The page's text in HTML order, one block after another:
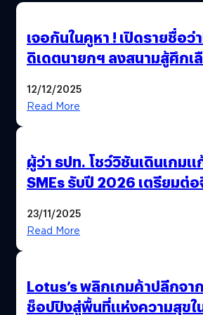
เจอกันในคูหา ! เปิดรายชื่อว่
ดิเดตนายกฯ ลงสนามสู้ศึกเ
12/12/2025
Read More
ผู้ว่า ธปท. โชว์วิชันเดินเกม
SMEs รับปี 2026 เตรียมต่
23/11/2025
Read More
Lotus’s พลิกเกมค้าปลีกจา
ช็อปปิงสู่พื้นที่แห่งความสุขใ